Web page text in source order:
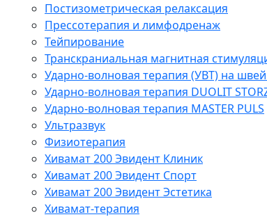
Постизометрическая релаксация
Прессотерапия и лимфодренаж
Тейпирование
Транскраниальная магнитная
Ударно-волновая терапия (УВТ) на
Ударно-волновая терапия DUOLIT
Ударно-волновая терапия MASTER PULS
Ультразвук
Физиотерапия
Хивамат 200 Эвидент Клиник
Хивамат 200 Эвидент Спорт
Хивамат 200 Эвидент Эстетика
Хивамат-терапия